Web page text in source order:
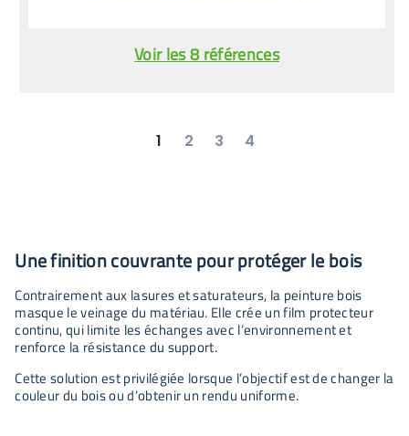
Voir les 8 références
1 2 3 4
Une finition couvrante pour protéger le bois
Contrairement aux lasures et saturateurs, la peinture bois
masque le veinage du matériau. Elle crée un film protecteur
continu, qui limite les échanges avec l’environnement et
renforce la résistance du support.
Cette solution est privilégiée lorsque l’objectif est de changer la
couleur du bois ou d’obtenir un rendu uniforme.